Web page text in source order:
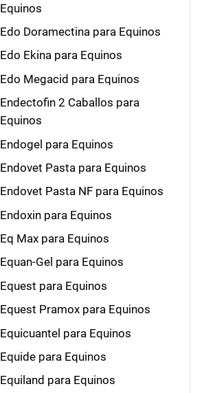
Equinos
Edo Doramectina para Equinos
Edo Ekina para Equinos
Edo Megacid para Equinos
Endectofin 2 Caballos para
Equinos
Endogel para Equinos
Endovet Pasta para Equinos
Endovet Pasta NF para Equinos
Endoxin para Equinos
Eq Max para Equinos
Equan-Gel para Equinos
Equest para Equinos
Equest Pramox para Equinos
Equicuantel para Equinos
Equide para Equinos
Equiland para Equinos